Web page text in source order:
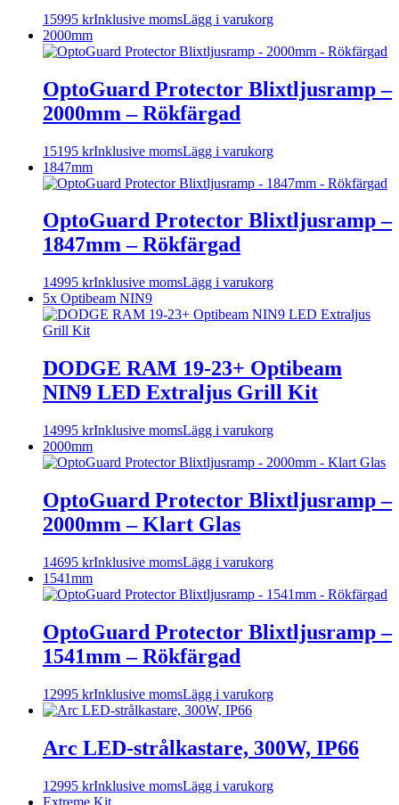
15995 krInklusive momsLägg i varukorg
2000mm
OptoGuard Protector Blixtljusramp –
2000mm – Rökfärgad
15195 krInklusive momsLägg i varukorg
1847mm
OptoGuard Protector Blixtljusramp –
1847mm – Rökfärgad
14995 krInklusive momsLägg i varukorg
5x Optibeam NIN9
DODGE RAM 19-23+ Optibeam
NIN9 LED Extraljus Grill Kit
14995 krInklusive momsLägg i varukorg
2000mm
OptoGuard Protector Blixtljusramp –
2000mm – Klart Glas
14695 krInklusive momsLägg i varukorg
1541mm
OptoGuard Protector Blixtljusramp –
1541mm – Rökfärgad
12995 krInklusive momsLägg i varukorg
Arc LED-strålkastare, 300W, IP66
12995 krInklusive momsLägg i varukorg
Extreme Kit